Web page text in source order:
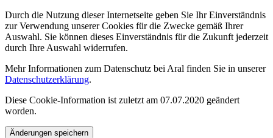
Durch die Nutzung dieser Internetseite geben Sie Ihr Einverständnis
zur Verwendung unserer Cookies für die Zwecke gemäß Ihrer
Auswahl. Sie können dieses Einverständnis für die Zukunft jederzeit
durch Ihre Auswahl widerrufen.
Mehr Informationen zum Datenschutz bei Aral finden Sie in unserer
Datenschutzerklärung.
Diese Cookie-Information ist zuletzt am 07.07.2020 geändert
worden.
Änderungen speichern